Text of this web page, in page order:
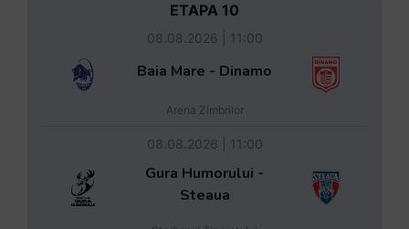
ETAPA 10
08.08.2026 | 11:00
Baia Mare - Dinamo
Arena Zimbrilor
08.08.2026 | 11:00
Gura Humorului -
Steaua